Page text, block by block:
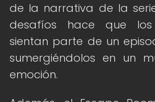
de la narrativa de la
desafíos hace que
sientan parte de un
sumergiéndolos en un
emoción.